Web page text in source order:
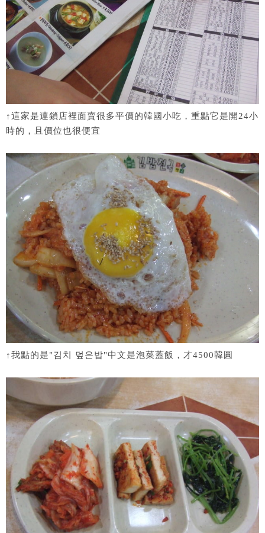
↑這家是連鎖店裡面賣很多平價的韓國小吃，重點它是開24小
時的，且價位也很便宜
↑我點的是"김치 덮은밥"中文是泡菜蓋飯，才4500韓圓